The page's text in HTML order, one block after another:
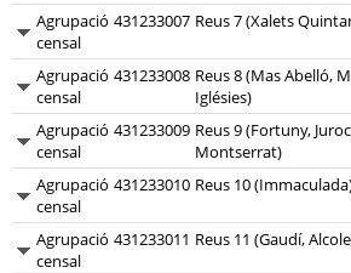
Agrupació
censal
431233007 Reus 7 (Xalets
Agrupació
censal
431233008 Reus 8 (Mas Abelló,
Iglésies)
Agrupació
censal
431233009 Reus 9 (Fortuny,
Montserrat)
Agrupació
censal
431233010 Reus 10
Agrupació
censal
431233011 Reus 11 (Gaudí,